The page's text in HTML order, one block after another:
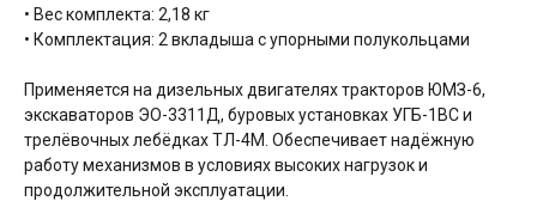
• Вес комплекта: 2,18 кг
• Комплектация: 2 вкладыша с упорными полукольцами
Применяется на дизельных двигателях тракторов ЮМЗ-6,
экскаваторов ЭО-3311Д, буровых установках УГБ-1ВС и
трелёвочных лебёдках ТЛ-4М. Обеспечивает надёжную
работу механизмов в условиях высоких нагрузок и
продолжительной эксплуатации.